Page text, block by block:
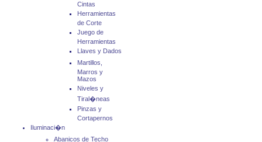
Cintas
Herramientas
de Corte
Juego de
Herramientas
Llaves y Dados
Martillos,
Marros y
Mazos
Niveles y
Tiral�neas
Pinzas y
Cortapernos
Iluminaci�n
Abanicos de Techo